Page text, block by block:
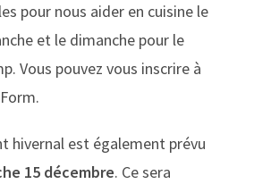
pour nous aider en cuisine le
et le dimanche pour le
Vous pouvez vous inscrire à
hivernal est également prévu
15 décembre. Ce sera